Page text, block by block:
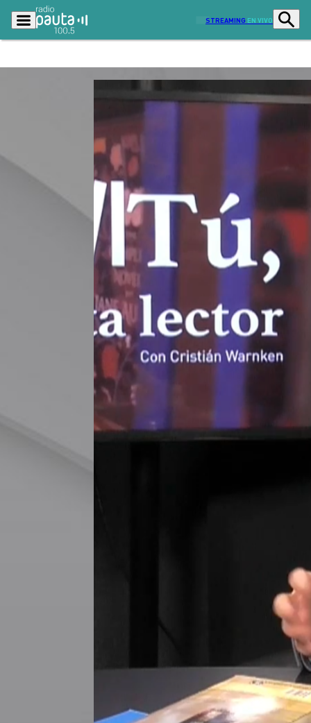
STREAMING EN VIVO
Programas
Radio en vivo
Tendencias Deportes
Entretención y Cultura
Dato en Pauta Señal 2
Contenido Patrocinado